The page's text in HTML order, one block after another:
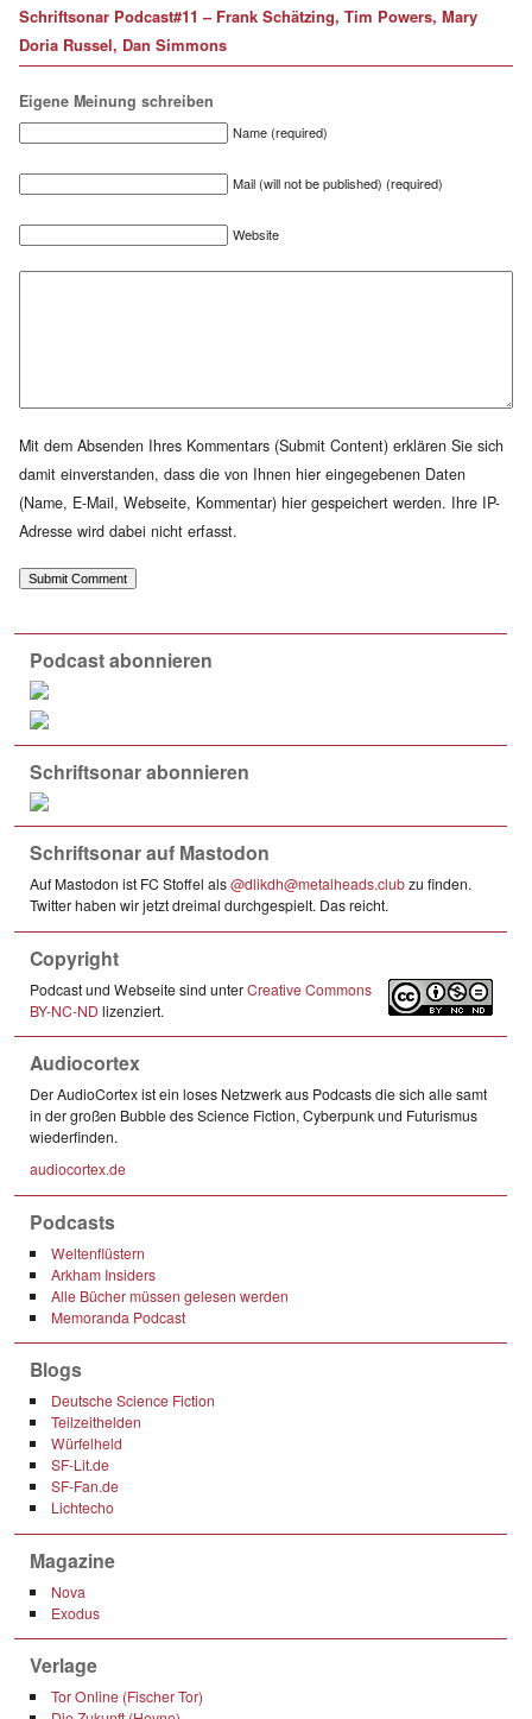
Schriftsonar Podcast#11 – Frank Schätzing, Tim Powers, Mary
Doria Russel, Dan Simmons
Eigene Meinung schreiben
Name (required)
Mail (will not be published) (required)
Website
Mit dem Absenden Ihres Kommentars (Submit Content) erklären Sie sich
damit einverstanden, dass die von Ihnen hier eingegebenen Daten
(Name, E-Mail, Webseite, Kommentar) hier gespeichert werden. Ihre IP-
Adresse wird dabei nicht erfasst.
Podcast abonnieren
Schriftsonar abonnieren
Schriftsonar auf Mastodon
Auf Mastodon ist FC Stoffel als@dlikdh@metalheads.clubzu finden.
Twitter haben wir jetzt dreimal durchgespielt. Das reicht.
Copyright
Podcast und Webseite sind unterCreative Commons
BY-NC-NDlizenziert.
Audiocortex
Der AudioCortex ist ein loses Netzwerk aus Podcasts die sich alle samt
in der großen Bubble des Science Fiction, Cyberpunk und Futurismus
wiederfinden.
audiocortex.de
Podcasts
Weltenflüstern
Arkham Insiders
Alle Bücher müssen gelesen werden
Memoranda Podcast
Blogs
Deutsche Science Fiction
Teilzeithelden
Würfelheld
SF-Lit.de
SF-Fan.de
Lichtecho
Magazine
Nova
Exodus
Verlage
Tor Online (Fischer Tor)